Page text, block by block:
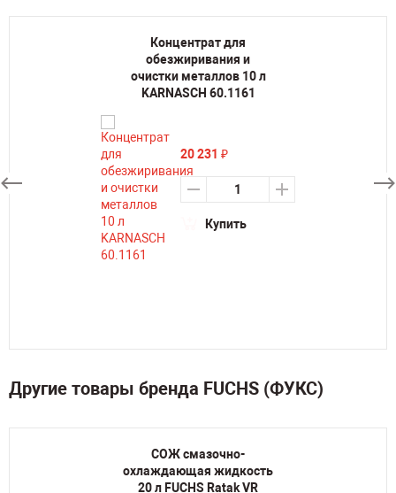
Концентрат для
обезжиривания и
очистки металлов 10 л
KARNASCH 60.1161
20 231 ₽
Купить
Другие товары бренда FUCHS (ФУКС)
СОЖ смазочно-
охлаждающая жидкость
20 л FUCHS Ratak VR